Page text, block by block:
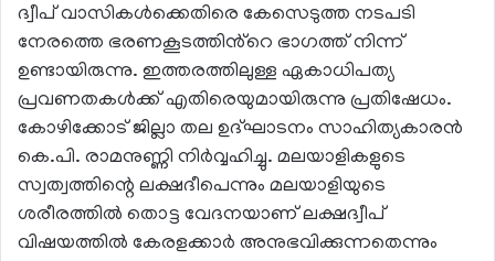
ദ്വീപ് വാസികൾക്കെതിരെ കേസെടുത്ത നടപടി
നേരത്തെ ഭരണകൂടത്തിൻ്റെ ഭാഗത്ത് നിന്ന്
ഉണ്ടായിരുന്നു. ഇത്തരത്തിലുള്ള ഏകാധിപത്യ
പ്രവണതകൾക്ക് എതിരെയുമായിരുന്നു പ്രതിഷേധം.
കോഴിക്കോട് ജില്ലാ തല ഉദ്ഘാടനം സാഹിത്യകാരൻ
കെ.പി. രാമനുണ്ണി നിർവ്വഹിച്ചു. മലയാളികളുടെ
സ്വത്വത്തിന്റെ ലക്ഷദീപെന്നും മലയാളിയുടെ
ശരീരത്തിൽ തൊട്ട വേദനയാണ് ലക്ഷദ്വീപ്
വിഷയത്തിൽ കേരളക്കാർ അനുഭവിക്കുന്നതെന്നും